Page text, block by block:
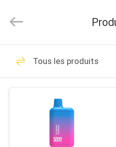
MAISON
PRODUITS
Ltd..
Reserved.
Bâton
Vape
Tous les produits